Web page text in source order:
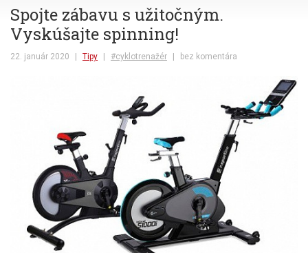
Spojte zábavu s užitočným.
Vyskúšajte spinning!
22. január 2020 | Tipy | #cyklotrenažér | bez komentára